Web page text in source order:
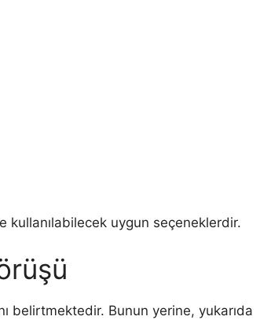
uygun seçeneklerdir.
belirtmektedir. Bunun yerine, yukarıda